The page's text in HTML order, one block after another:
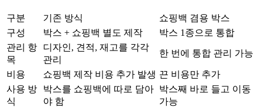
구분 기존 방식
쇼핑백 겸용 박스
구성
박스 + 쇼핑백 별도 제작
박스 1종으로 통합
관리 항
목
디자인, 견적, 재고를 각각
관리
한 번에 통합 관리 가능
비용 쇼핑백 제작 비용 추가 발생 끈 비용만 추가
사용 방
식
박스를 쇼핑백에 따로 담아
야 함
박스째 바로 들고 이동
가능